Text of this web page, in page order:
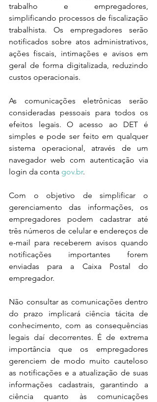
trabalho e empregadores,
simplificando processos de fiscalização
trabalhista. Os empregadores serão
notificados sobre atos administrativos,
ações fiscais, intimações e avisos em
geral de forma digitalizada, reduzindo
custos operacionais.
As comunicações eletrônicas serão
consideradas pessoais para todos os
efeitos legais. O acesso ao DET é
simples e pode ser feito em qualquer
sistema operacional, através de um
navegador web com autenticação via
login da conta gov.br.
Com o objetivo de simplificar o
gerenciamento das informações, os
empregadores podem cadastrar até
três números de celular e endereços de
e-mail para receberem avisos quando
notificações importantes forem
enviadas para a Caixa Postal do
empregador.
Não consultar as comunicações dentro
do prazo implicará ciência tácita de
conhecimento, com as consequências
legais daí decorrentes. É de extrema
importância que os empregadores
gerenciem de modo muito cauteloso
as notificações e a atualização de suas
informações cadastrais, garantindo a
ciência quanto às comunicações